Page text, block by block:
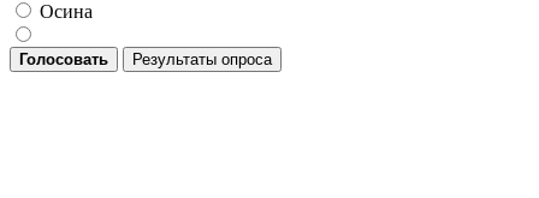
Осина
Голосовать Результаты опроса